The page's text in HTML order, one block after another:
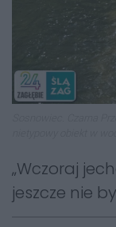
„Wczoraj
jeszcze nie